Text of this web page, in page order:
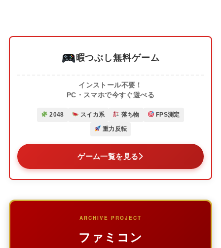
暇つぶし無料ゲーム
インストール不要！
PC・スマホで今すぐ遊べる
2048 スイカ系 落ち物 FPS測定
重力反転
ゲーム一覧を見る
ARCHIVE PROJECT
ファミコン